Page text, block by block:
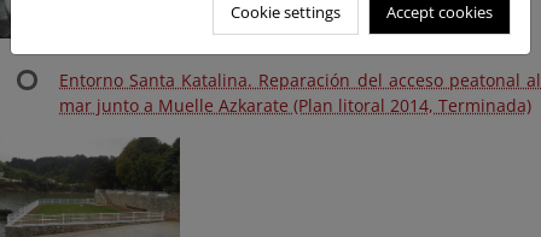
Entorno Santa Katalina. Reparación del acceso peatonal al
mar junto a Muelle Azkarate (Plan litoral 2014, Terminada)
Cookie settings Accept cookies